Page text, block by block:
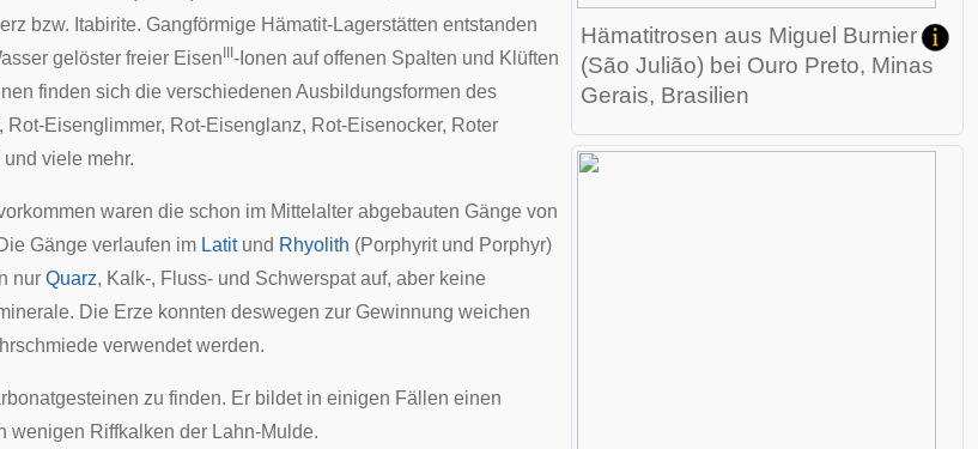
Hämatitrosen aus Miguel Burnier
(São Julião) bei Ouro Preto, Minas
Gerais, Brasilien
bzw. Itabirite. Gangförmige Hämatit-Lagerstätten entstanden
gelöster freier Eisen -Ionen auf offenen Spalten und Klüften
finden sich die verschiedenen Ausbildungsformen des
Rot-Eisenglimmer, Rot-Eisenglanz, Rot-Eisenocker, Roter
viele mehr.
waren die schon im Mittelalter abgebauten Gänge von
Gänge verlaufen im Latitund Rhyolith (Porphyrit und Porphyr)
nur Quarz, Kalk-, Fluss- und Schwerspat auf, aber keine
Die Erze konnten deswegen zur Gewinnung weichen
verwendet werden.
zu finden. Er bildet in einigen Fällen einen
wenigen Riffkalken der Lahn-Mulde.